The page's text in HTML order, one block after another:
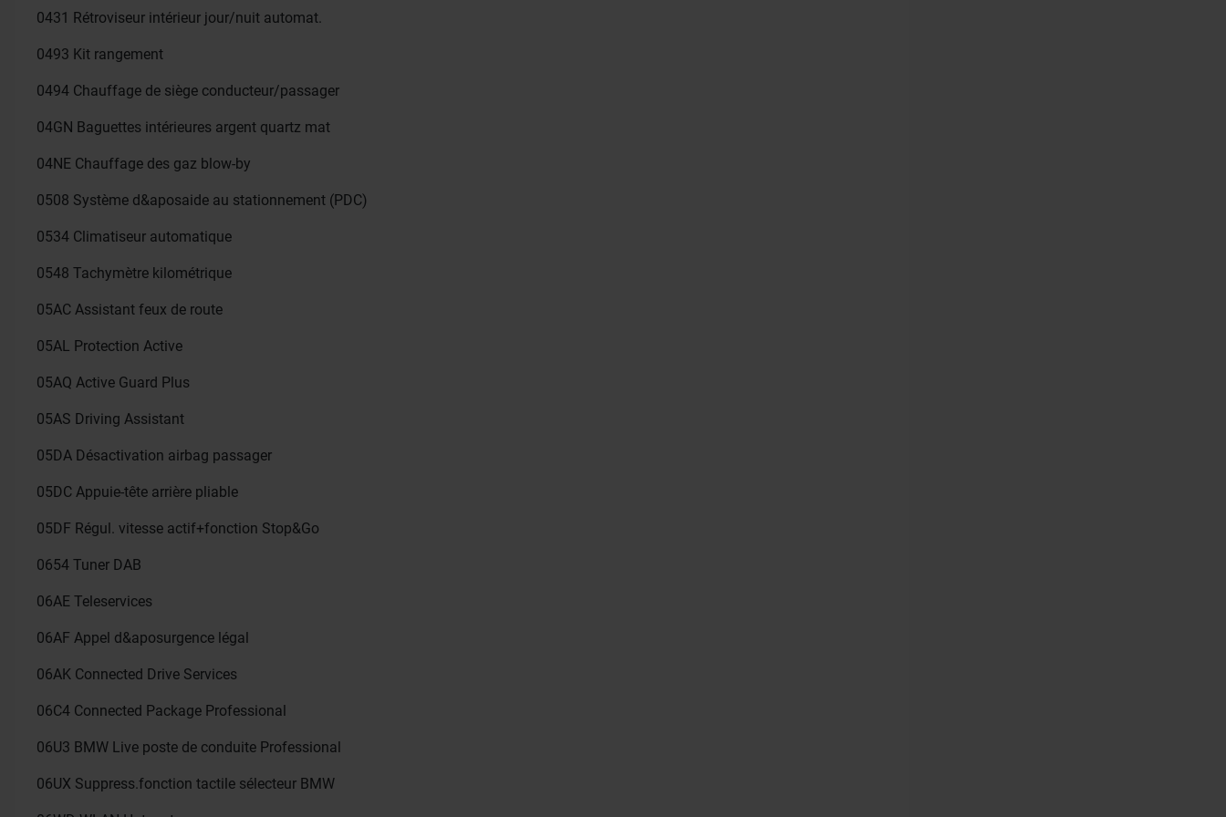
0431 Rétroviseur intérieur jour/nuit automat.
0493 Kit rangement
0494 Chauffage de siège conducteur/passager
04GN Baguettes intérieures argent quartz mat
04NE Chauffage des gaz blow-by
0508 Système d&aposaide au stationnement (PDC)
0534 Climatiseur automatique
0548 Tachymètre kilométrique
05AC Assistant feux de route
05AL Protection Active
05AQ Active Guard Plus
05AS Driving Assistant
05DA Désactivation airbag passager
05DC Appuie-tête arrière pliable
05DF Régul. vitesse actif+fonction Stop&Go
0654 Tuner DAB
06AE Teleservices
06AF Appel d&aposurgence légal
06AK Connected Drive Services
06C4 Connected Package Professional
06U3 BMW Live poste de conduite Professional
06UX Suppress.fonction tactile sélecteur BMW